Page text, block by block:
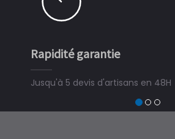
Rapidité garantie
Jusqu'à 5 devis d'artisans en 48H